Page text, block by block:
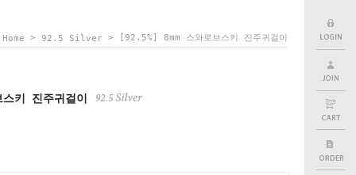
Home > 92.5 Silver > [92.5%] 8mm 스와로브스키 진주귀걸이
키 진주귀걸이